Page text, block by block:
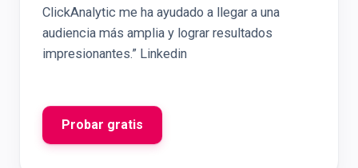
ClickAnalytic me ha ayudado a llegar a una
audiencia más amplia y lograr resultados
impresionantes.” Linkedin
Probar gratis